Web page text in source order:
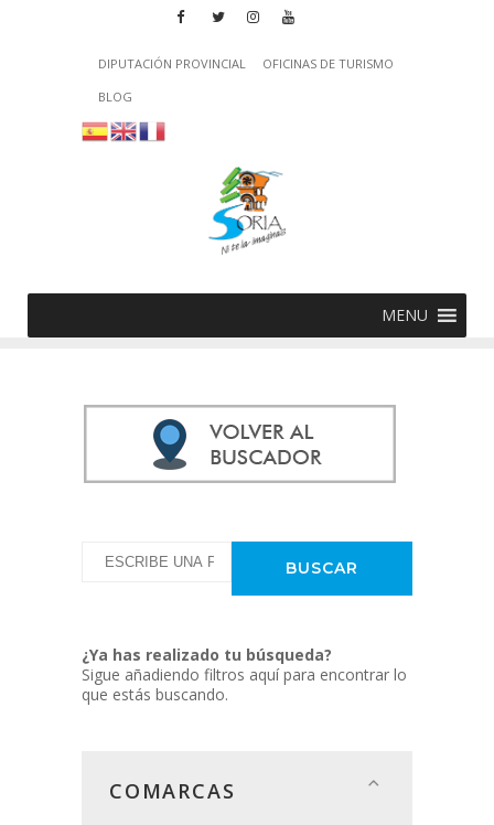
DIPUTACIÓN PROVINCIAL
OFICINAS DE TURISMO
BLOG
MENU
¿Ya has realizado tu búsqueda?
Sigue añadiendo filtros aquí para encontrar lo
que estás buscando.
COMARCAS